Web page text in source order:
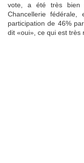
vote, a été très bien
Chancellerie
participation de 46%
dit «oui», ce qui est très